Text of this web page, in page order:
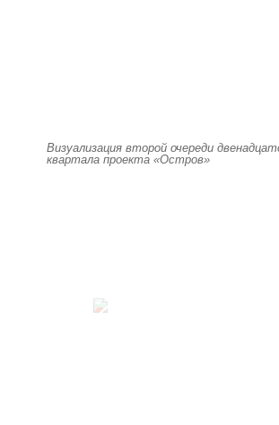
Визуализация второй очереди
квартала проекта «Остров»